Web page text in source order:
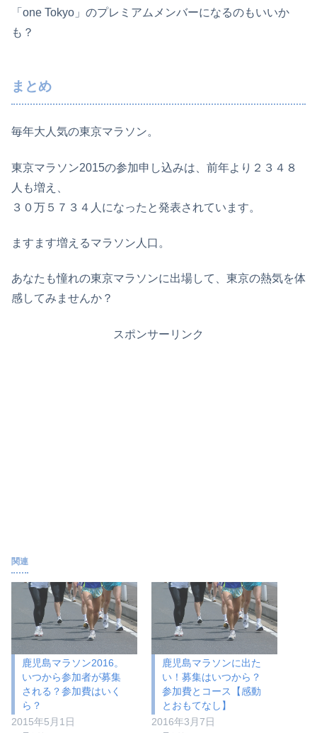
「one Tokyo」のプレミアムメンバーになるのもいいか
も？
まとめ
毎年大人気の東京マラソン。
東京マラソン2015の参加申し込みは、前年より２３４８
人も増え、
３０万５７３４人になったと発表されています。
ますます増えるマラソン人口。
あなたも憧れの東京マラソンに出場して、東京の熱気を体
感してみませんか？
スポンサーリンク
関連
鹿児島マラソン2016。
いつから参加者が募集
される？参加費はいく
ら？
2015年5月1日
鹿児島マラソンに出た
い！募集はいつから？
参加費とコース【感動
とおもてなし】
2016年3月7日